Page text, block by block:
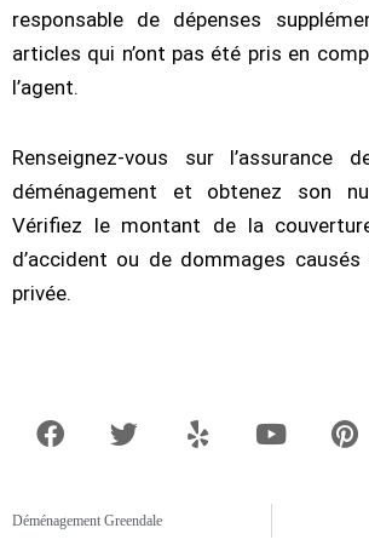
responsable de dépenses
articles qui n’ont pas été pris en
l’agent.
Renseignez-vous sur l’assurance
déménagement et obtenez son
Vérifiez le montant de la
d’accident ou de dommages
privée.
c
e
o
i
t
r
l
p
t
b
n
t
Déménagement Greendale